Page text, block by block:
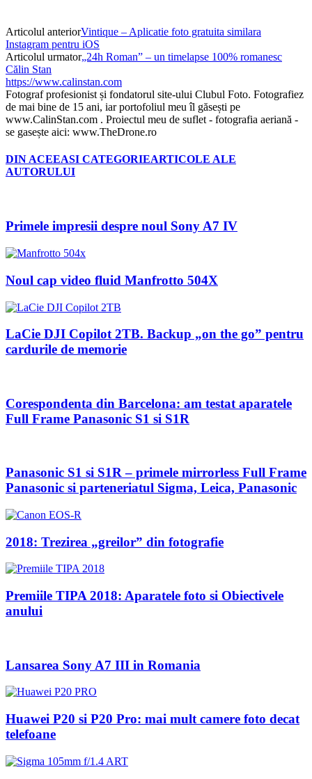
Articolul anteriorVintique – Aplicatie foto gratuita similara
Instagram pentru iOS
Articolul urmator„24h Roman” – un timelapse 100% romanesc
Călin Stan
https://www.calinstan.com
Fotograf profesionist și fondatorul site-ului Clubul Foto. Fotografiez
de mai bine de 15 ani, iar portofoliul meu îl găsești pe
www.CalinStan.com . Proiectul meu de suflet - fotografia aeriană -
se gasește aici: www.TheDrone.ro
DIN ACEEASI CATEGORIEARTICOLE ALE
AUTORULUI
Primele impresii despre noul Sony A7 IV
Noul cap video fluid Manfrotto 504X
LaCie DJI Copilot 2TB. Backup „on the go” pentru
cardurile de memorie
Corespondenta din Barcelona: am testat aparatele
Full Frame Panasonic S1 si S1R
Panasonic S1 si S1R – primele mirrorless Full Frame
Panasonic si parteneriatul Sigma, Leica, Panasonic
2018: Trezirea „greilor” din fotografie
Premiile TIPA 2018: Aparatele foto si Obiectivele
anului
Lansarea Sony A7 III in Romania
Huawei P20 si P20 Pro: mai mult camere foto decat
telefoane